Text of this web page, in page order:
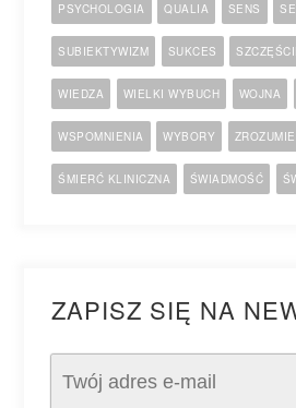
PSYCHOLOGIA QUALIA SENS
SUBIEKTYWIZM SUKCES
WIEDZA WIELKI WYBUCH WOJNA
WSPOMNIENIA WYBORY
ŚMIERĆ KLINICZNA ŚWIADMOŚĆ
ZAPISZ SIĘ NA